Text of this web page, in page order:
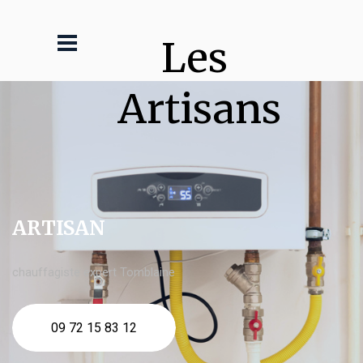
Les
Artisans
ARTISAN
chauffagiste expert Tomblaine
09 72 15 83 12